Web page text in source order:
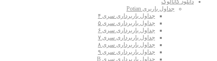
جداول باربری Potian
جداول باربرداری سری ۴
جداول باربرداری سری ۵
جداول باربرداری سری ۶
جداول باربرداری سری ۷
جداول باربرداری سری ۸
جداول باربرداری سری ۹
جداول باربرداری سری B